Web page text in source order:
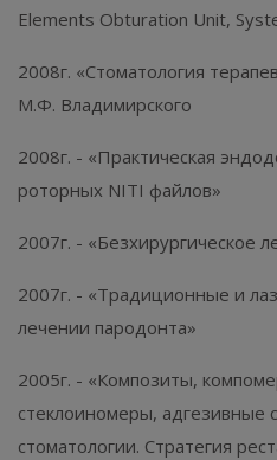
Elements Obturation Unit,
2008г. «Стоматология
М.Ф. Владимирского
2008г. - «Практическая
роторных NITI файлов»
2007г. - «Безхирургическое
2007г. - «Традиционные и
лечении пародонта»
2005г. - «Композиты,
стеклоиномеры, адгезивные
стоматологии. Стратегия